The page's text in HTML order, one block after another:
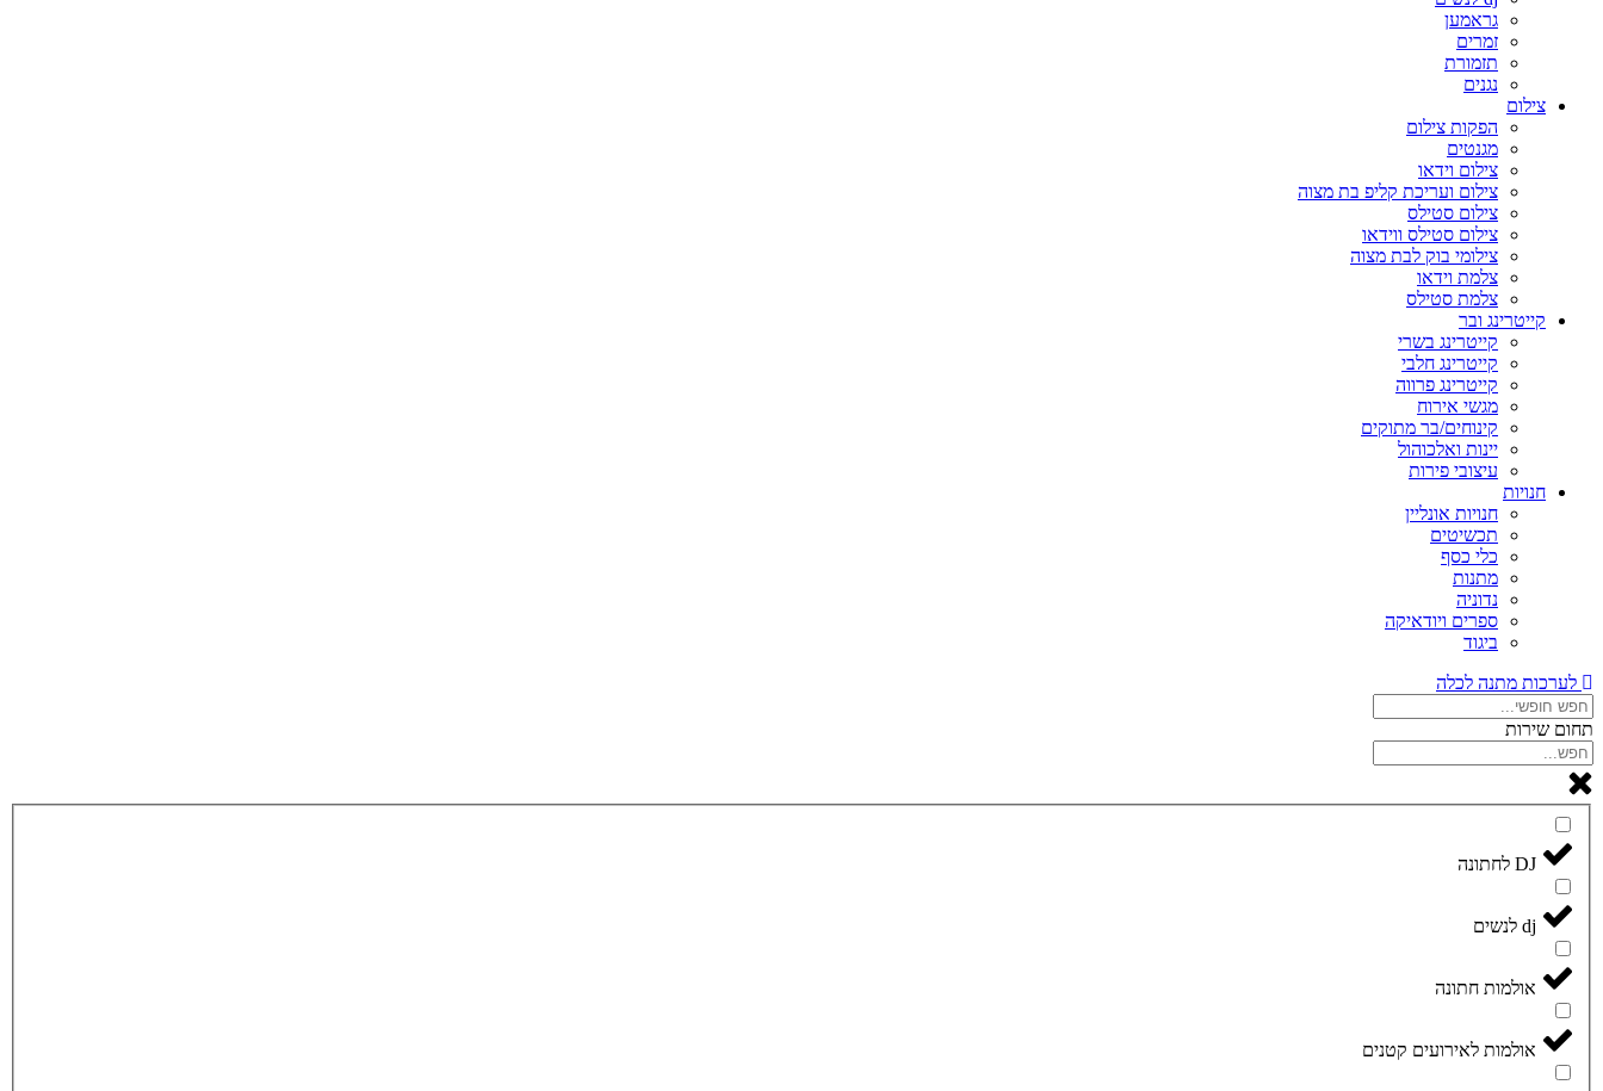
גראמען
זמרים
תזמורת
נגנים
צילום
הפקות צילום
מגנטים
צילום וידאו
צילום ועריכת קליפ בת מצוה
צילום סטילס
צילום סטילס ווידאו
צילומי בוק לבת מצוה
צלמת וידאו
צלמת סטילס
קייטרינג ובר
קייטרינג בשרי
קייטרינג חלבי
קייטרינג פרווה
מגשי אירוח
קינוחים/בר מתוקים
יינות ואלכוהול
עיצובי פירות
חנויות
חנויות אונליין
תכשיטים
כלי כסף
מתנות
נדוניה
ספרים ויודאיקה
ביגוד
לערכות מתנה לכלה
תחום שירות
DJ לחתונה
dj לנשים
אולמות חתונה
אולמות לאירועים קטנים